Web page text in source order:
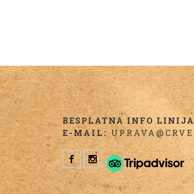
BESPLATNA INFO
E-MAIL: